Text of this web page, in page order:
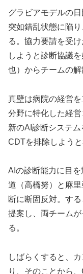
グラビアモデルの
突如錯乱状態に陥
る。協力要請を受
しようと診断協議
也）からチームの解
真壁は病院の経営
分野に特化した経
新のAI診断システム
CDTを排除しようと
AIの診断能力に目
道（高橋努）と麻
断に断固反対。す
提案し、両チーム
る。
しばらくすると、
り、そのことから